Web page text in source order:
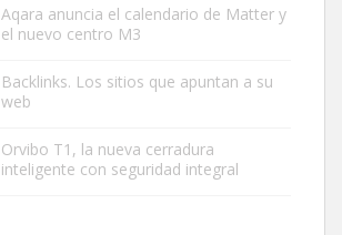
Aqara anuncia el calendario de Matter y
el nuevo centro M3
Backlinks. Los sitios que apuntan a su
web
Orvibo T1, la nueva cerradura
inteligente con seguridad integral